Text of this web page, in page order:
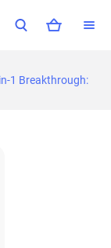
1 Breakthrough: